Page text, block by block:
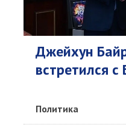
Джейхун
встретился
Политика